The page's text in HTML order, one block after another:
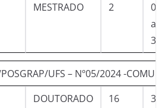
MESTRADO 2
a
UFS – Nº05/2024 -
DOUTORADO 16